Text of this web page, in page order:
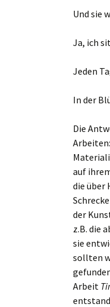
Und sie
Ja, ich
Jeden
In der
Die
auf
die über
der
z.B. die
sie
sollten
Arbeit